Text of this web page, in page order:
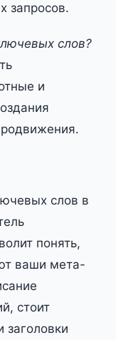
запросов.
слов?
и
слов в
понять,
ваши мета-
стоит
заголовки